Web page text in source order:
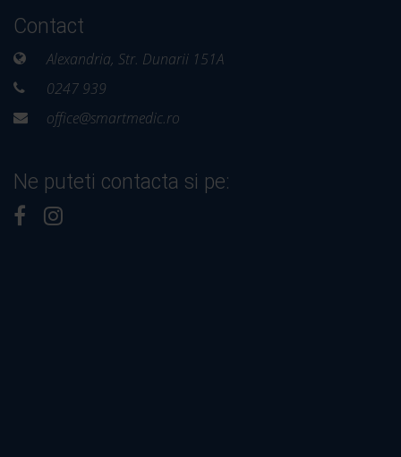
Contact
Alexandria, Str. Dunarii 151A
0247 939
office@smartmedic.ro
Ne puteti contacta si pe: